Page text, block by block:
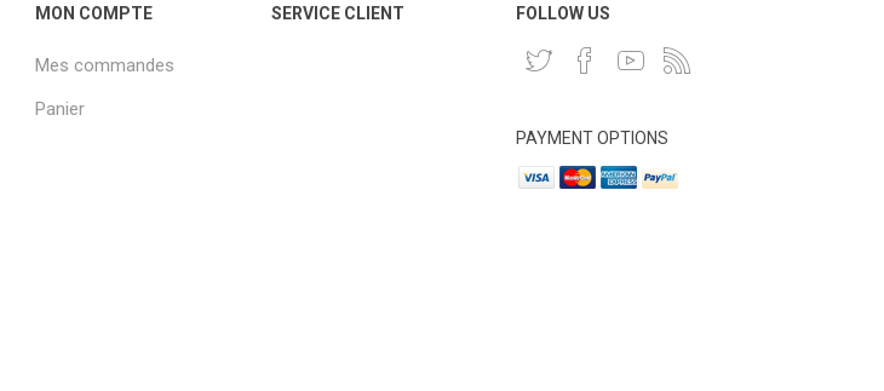
MON COMPTE
Mes commandes
Panier
SERVICE CLIENT FOLLOW US
PAYMENT OPTIONS